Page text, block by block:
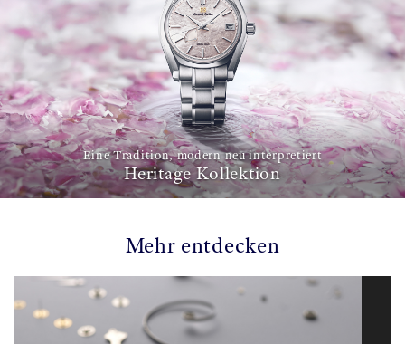
Eine Tradition, modern neu interpretiert
Heritage Kollektion
Mehr entdecken